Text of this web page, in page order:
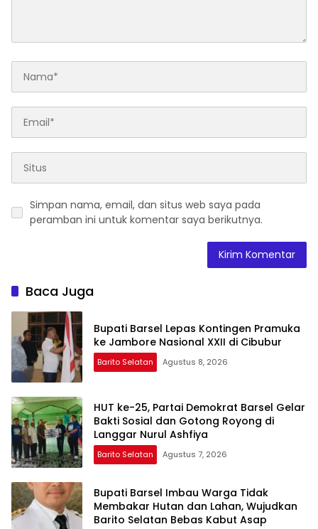
Simpan nama, email, dan situs web saya pada
peramban ini untuk komentar saya berikutnya.
Baca Juga
Bupati Barsel Lepas Kontingen Pramuka
ke Jambore Nasional XXII di Cibubur
Barito Selatan Agustus 8, 2026
HUT ke-25, Partai Demokrat Barsel Gelar
Bakti Sosial dan Gotong Royong di
Langgar Nurul Ashfiya
Barito Selatan Agustus 7, 2026
Bupati Barsel Imbau Warga Tidak
Membakar Hutan dan Lahan, Wujudkan
Barito Selatan Bebas Kabut Asap